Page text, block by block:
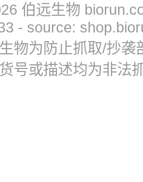
伯远生物
- source:
物为防止抓取/抄
号或描述均为非法